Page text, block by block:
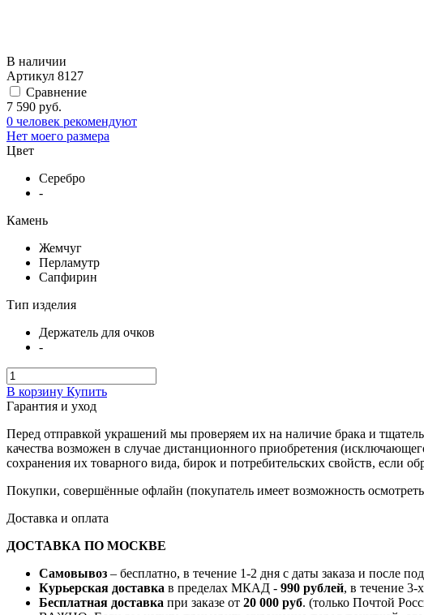
В наличии
Артикул 8127
Сравнение
7 590 руб.
0 человек рекомендуют
Нет моего размера
Цвет
Серебро
-
Камень
Жемчуг
Перламутр
Сапфирин
Тип изделия
Держатель для очков
-
В корзину Купить
Гарантия и уход
Перед отправкой украшений мы проверяем их на наличие брака и
качества возможен в случае дистанционного приобретения
сохранения их товарного вида, бирок и потребительских свойств, если
Покупки, совершённые офлайн (покупатель имеет возможность
Доставка и оплата
ДОСТАВКА ПО МОСКВЕ
Самовывоз – бесплатно, в течение 1-2 дня с даты заказа и после
Курьерская доставка в пределах МКАД - 990 рублей, в течение 3-
Бесплатная доставка при заказе от 20 000 руб. (только Почтой